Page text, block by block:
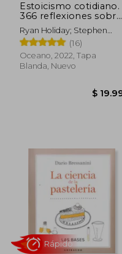
45%
Rápido
Estoicismo cotidiano.
366 reflexiones sobre
la sabiduría, la
perseverancia y el
arte de vivir
Ryan Holiday; Stephen
Hanselman
(16)
Oceano, 2022, Tapa
Blanda, Nuevo